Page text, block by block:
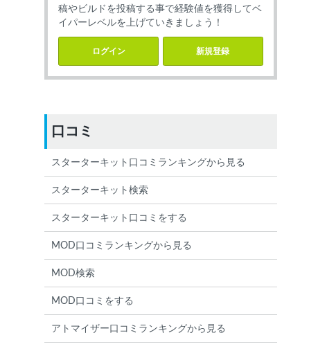
稿やビルドを投稿する事で経験値を獲得してベ
イパーレベルを上げていきましょう！
ログイン 新規登録
口コミ
スターターキット口コミランキングから見る
スターターキット検索
スターターキット口コミをする
MOD口コミランキングから見る
MOD検索
MOD口コミをする
アトマイザー口コミランキングから見る